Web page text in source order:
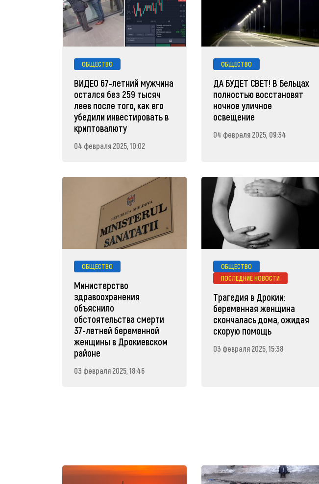
ОБЩЕСТВО
ВИДЕО 67-летний мужчина
остался без 259 тысяч
леев после того, как его
убедили инвестировать в
криптовалюту
04 февраля 2025, 10:02
ОБЩЕСТВО
ДА БУДЕТ СВЕТ! В Бельцах
полностью восстановят
ночное уличное
освещение
04 февраля 2025, 09:34
ОБЩЕСТВО
Министерство
здравоохранения
объяснило
обстоятельства смерти
37-летней беременной
женщины в Дрокиевском
районе
03 февраля 2025, 18:46
ОБЩЕСТВО
ПОСЛЕДНИЕ НОВОСТИ
Трагедия в Дрокии:
беременная женщина
скончалась дома, ожидая
скорую помощь
03 февраля 2025, 15:38